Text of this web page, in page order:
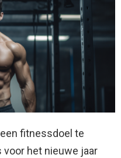
fitnessdoel te
voor het nieuwe jaar